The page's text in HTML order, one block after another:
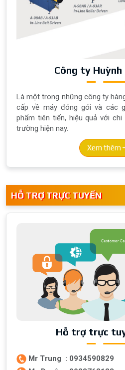
Công ty Huỳnh
Là một trong những công ty
cấp về máy đóng gói và các
phẩm tiên tiến, hiệu quả với
trường hiện nay.
Xem thêm
HỖ TRỢ TRỰC TUYẾN
Hỗ trợ trực
Mr Trung : 0934590829